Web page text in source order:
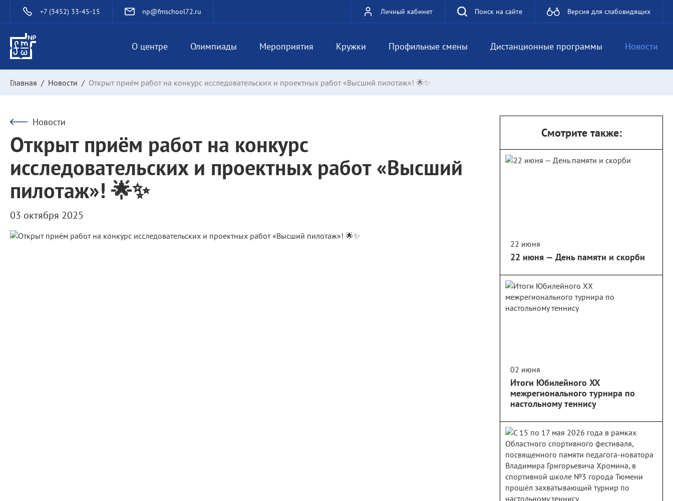
+7 (3452) 33-45-15 np@fmschool72.ru Личный кабинет Поиск на сайте Версия для слабовидящих
О центре Олимпиады Мероприятия Кружки Профильные смены Дистанционные программы Новости
Главная / Новости / Открыт приём работ на конкурс исследовательских и проектных работ «Высший пилотаж»! 🌟✨
Новости
Открыт приём работ на конкурс
исследовательских и проектных работ «Высший
пилотаж»! 🌟✨
03 октября 2025
Смотрите также:
22 июня
22 июня — День памяти и скорби
02 июня
Итоги Юбилейного XX
межрегионального турнира по
настольному теннису